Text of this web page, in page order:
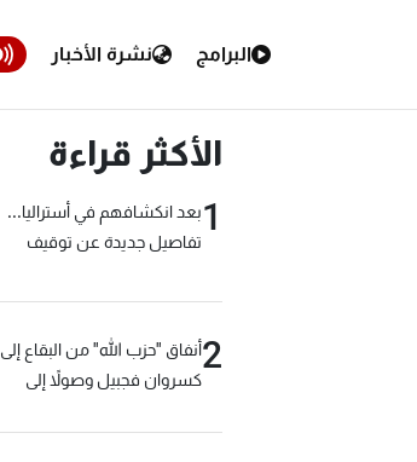
البرامج نشرة الأخبار
الأكثر قراءة
1بعد انكشافهم في أستراليا...
تفاصيل جديدة عن توقيف
2أنفاق "حزب الله" من البقاع إلى
كسروان فجبيل وصولاً إلى